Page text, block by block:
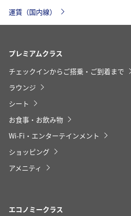
復路出発日および時間帯
日付を選択
時間帯指定なし
経由地および乗り継ぎ所要時間
1人
プロモーションコード
運賃（国内線）
プレミアムクラス
チェックインからご搭乗・ご到着まで
ラウンジ
シート
お食事・お飲み物
Wi-Fi・エンターテインメント
ショッピング
アメニティ
エコノミークラス